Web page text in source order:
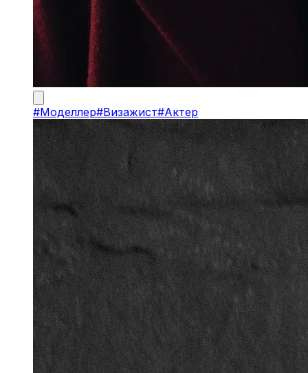
#Моделлер#Визажист#Актер